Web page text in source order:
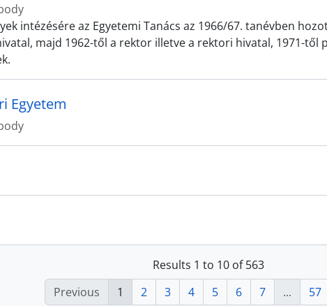
intézésére az Egyetemi Tanács az 1966/67. tanévben
majd 1962-től a rektor illetve a rektori hivatal, 1971-
Egyetem
Results 1 to 10 of 563
Previous
1 2 3 4 5 6 7 ... 57